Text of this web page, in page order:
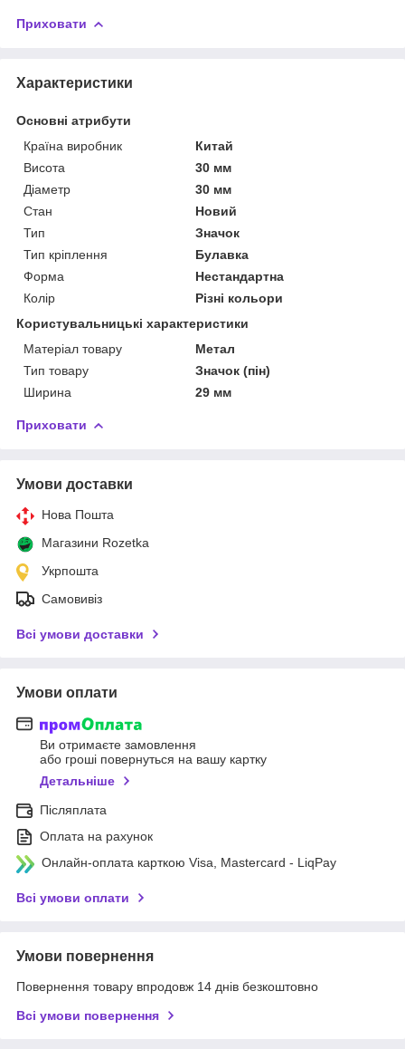
Приховати
Характеристики
Основні атрибути
Країна виробник
Китай
Висота
30 мм
Діаметр
30 мм
Стан
Новий
Тип
Значок
Тип кріплення
Булавка
Форма
Нестандартна
Колір
Різні кольори
Користувальницькі характеристики
Матеріал товару
Метал
Тип товару
Значок (пін)
Ширина
29 мм
Приховати
Умови доставки
Нова Пошта
Магазини Rozetka
Укрпошта
Самовивіз
Всі умови доставки
Умови оплати
Ви отримаєте замовлення
або гроші повернуться на вашу картку
Детальніше
Післяплата
Оплата на рахунок
Онлайн-оплата карткою Visa, Mastercard - LiqPay
Всі умови оплати
Умови повернення
Повернення товару впродовж 14 днів безкоштовно
Всі умови повернення